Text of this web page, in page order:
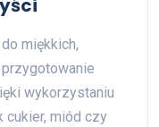
miękkich,
wykorzystaniu
cukier, miód czy